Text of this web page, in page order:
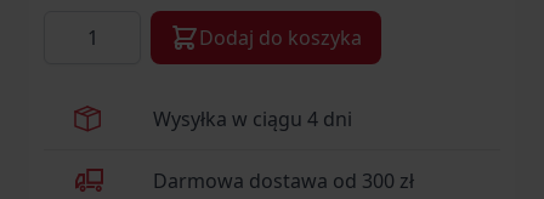
Dodaj do koszyka
Wysyłka w ciągu 4 dni
Darmowa dostawa od 300 zł